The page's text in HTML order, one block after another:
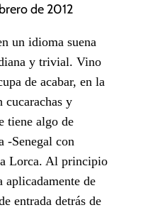
de 2012
un idioma suena
y trivial. Vino
de acabar, en la
cucarachas y
tiene algo de
-Senegal con
Lorca. Al principio
aplicadamente de
entrada detrás de